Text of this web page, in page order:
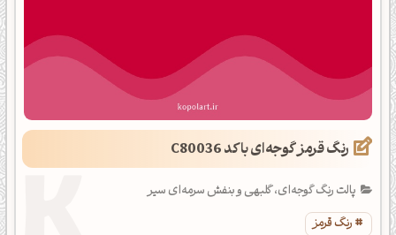
رنگ قرمز گوجه‌ای با کد C80036
پالت رنگ گوجه‌ای، گلبهی و بنفش سرمه‌ای سیر
رنگ قرمز